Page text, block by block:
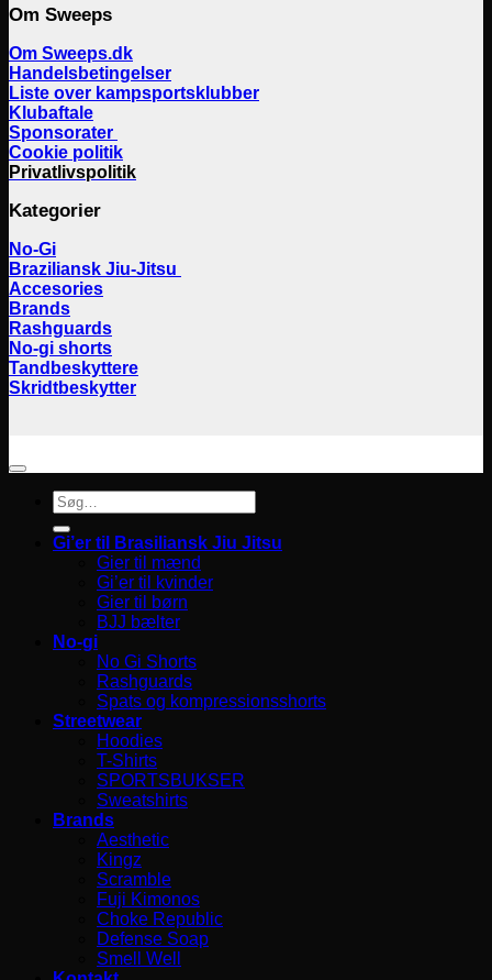
Om Sweeps
Om Sweeps.dk
Handelsbetingelser
Liste over kampsportsklubber
Klubaftale
Sponsorater
Cookie politik
Privatlivspolitik
Kategorier
No-Gi
Braziliansk Jiu-Jitsu
Accesories
Brands
Rashguards
No-gi shorts
Tandbeskyttere
Skridtbeskytter
Søg
efter:
Gi’er til Brasiliansk Jiu Jitsu
Gier til mænd
Gi’er til kvinder
Gier til børn
BJJ bælter
No-gi
No Gi Shorts
Rashguards
Spats og kompressionsshorts
Streetwear
Hoodies
T-Shirts
SPORTSBUKSER
Sweatshirts
Brands
Aesthetic
Kingz
Scramble
Fuji Kimonos
Choke Republic
Defense Soap
Smell Well